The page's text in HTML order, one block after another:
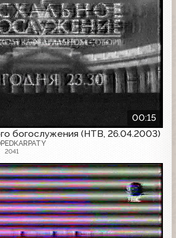
00:15
богослужения (НТВ, 26.04.2003)
2041